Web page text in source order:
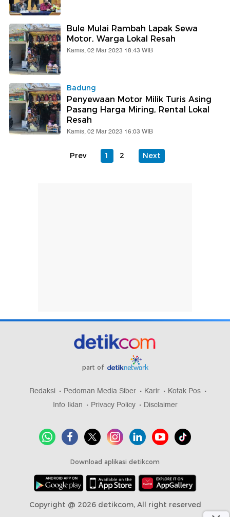
Bule Mulai Rambah Lapak Sewa
Motor, Warga Lokal Resah
Kamis, 02 Mar 2023 18:43 WIB
Badung
Penyewaan Motor Milik Turis Asing
Pasang Harga Miring, Rental Lokal
Resah
Kamis, 02 Mar 2023 16:03 WIB
Prev 1 2 Next
part of
Redaksi Pedoman Media Siber Karir
Kotak Pos
Info Iklan
Privacy Policy Disclaimer
Download aplikasi detikcom
Copyright @ 2026 detikcom, All right reserved